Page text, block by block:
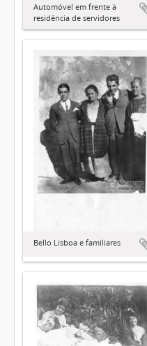
Automóvel em frente à
residência de servidores
Bello Lisboa e familiares